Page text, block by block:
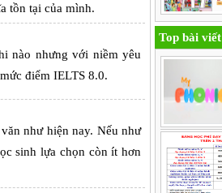
tồn tại của mình.
nào nhưng với niềm yêu
điểm IELTS 8.0.
như hiện nay. Nếu như
sinh lựa chọn còn ít hơn
Top bài viết